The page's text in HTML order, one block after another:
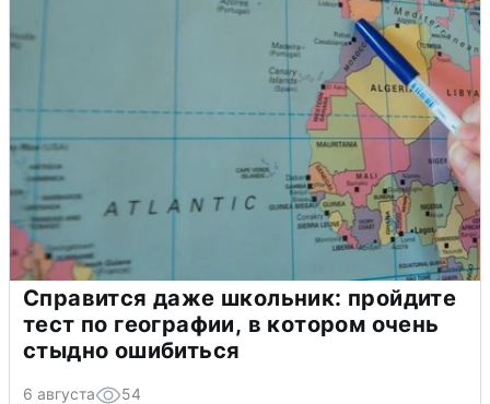
Справится даже школьник: пройдите
тест по географии, в котором очень
стыдно ошибиться
6 августа 54